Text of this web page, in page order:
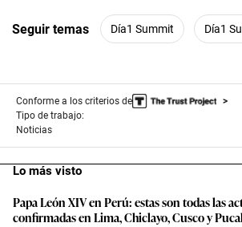
Seguir temas Día1 Summit Día1
Conforme a los criterios de
Tipo de trabajo:
Noticias
Lo más visto
Papa León XIV en Perú: estas son todas las
confirmadas en Lima, Chiclayo, Cusco y